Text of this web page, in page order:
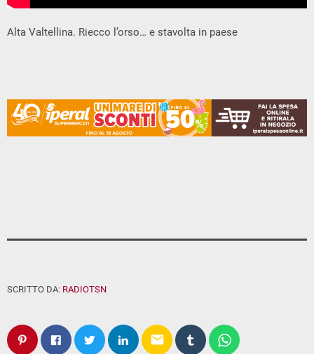
Alta Valtellina. Riecco l’orso… e stavolta in paese
SCRITTO DA: RADIOTSN
email